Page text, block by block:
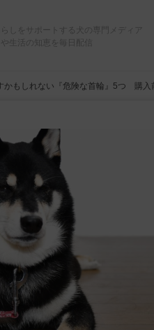
しをサポートする犬の専門メディア
生活の知恵を毎日配信
かもしれない『危険な首輪』5つ 購入